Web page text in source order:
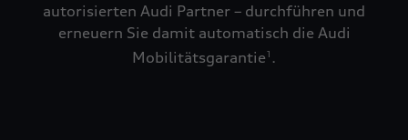
autorisierten Audi Partner – durchführen und
erneuern Sie damit automatisch die Audi
Mobilitätsgarantie1 .